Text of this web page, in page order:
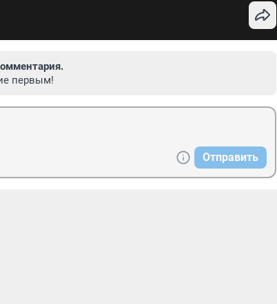
первым!
Отправить